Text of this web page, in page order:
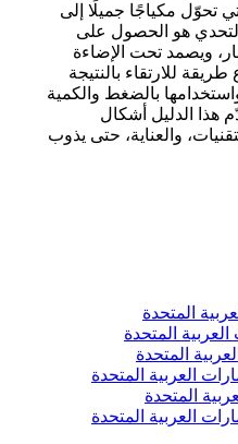
تحوّل مكياجًا جميلًا إلى
التحدي هو الحصول على
ويصمد تحت الإضاءة
طريقة للارتقاء بالنتيجة
بالضغط والكمية
هذا الدليل أشكال
والعناية، حتى يذوب